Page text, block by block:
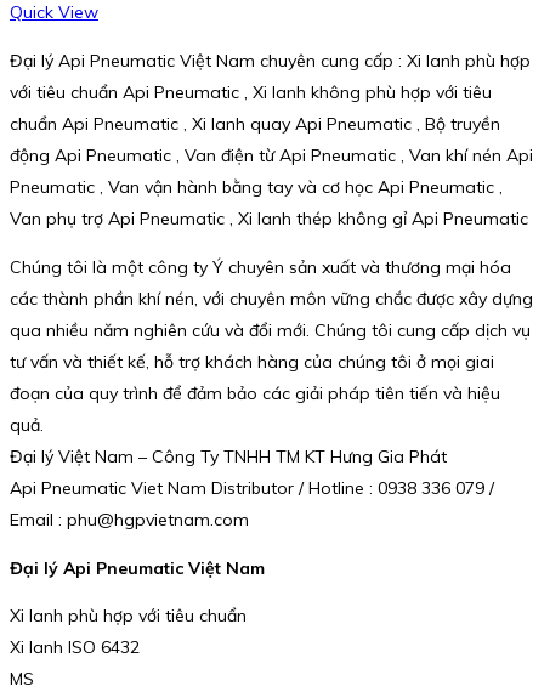
Quick View
Đại lý Api Pneumatic Việt Nam chuyên cung cấp : Xi lanh phù hợp
với tiêu chuẩn Api Pneumatic , Xi lanh không phù hợp với tiêu
chuẩn Api Pneumatic , Xi lanh quay Api Pneumatic , Bộ truyền
động Api Pneumatic , Van điện từ Api Pneumatic , Van khí nén Api
Pneumatic , Van vận hành bằng tay và cơ học Api Pneumatic ,
Van phụ trợ Api Pneumatic , Xi lanh thép không gỉ Api Pneumatic
Chúng tôi là một công ty Ý chuyên sản xuất và thương mại hóa
các thành phần khí nén, với chuyên môn vững chắc được xây dựng
qua nhiều năm nghiên cứu và đổi mới. Chúng tôi cung cấp dịch vụ
tư vấn và thiết kế, hỗ trợ khách hàng của chúng tôi ở mọi giai
đoạn của quy trình để đảm bảo các giải pháp tiên tiến và hiệu
quả.
Đại lý Việt Nam – Công Ty TNHH TM KT Hưng Gia Phát
Api Pneumatic Viet Nam Distributor / Hotline : 0938 336 079 /
Email : phu@hgpvietnam.com
Đại lý Api Pneumatic Việt Nam
Xi lanh phù hợp với tiêu chuẩn
Xi lanh ISO 6432
MS